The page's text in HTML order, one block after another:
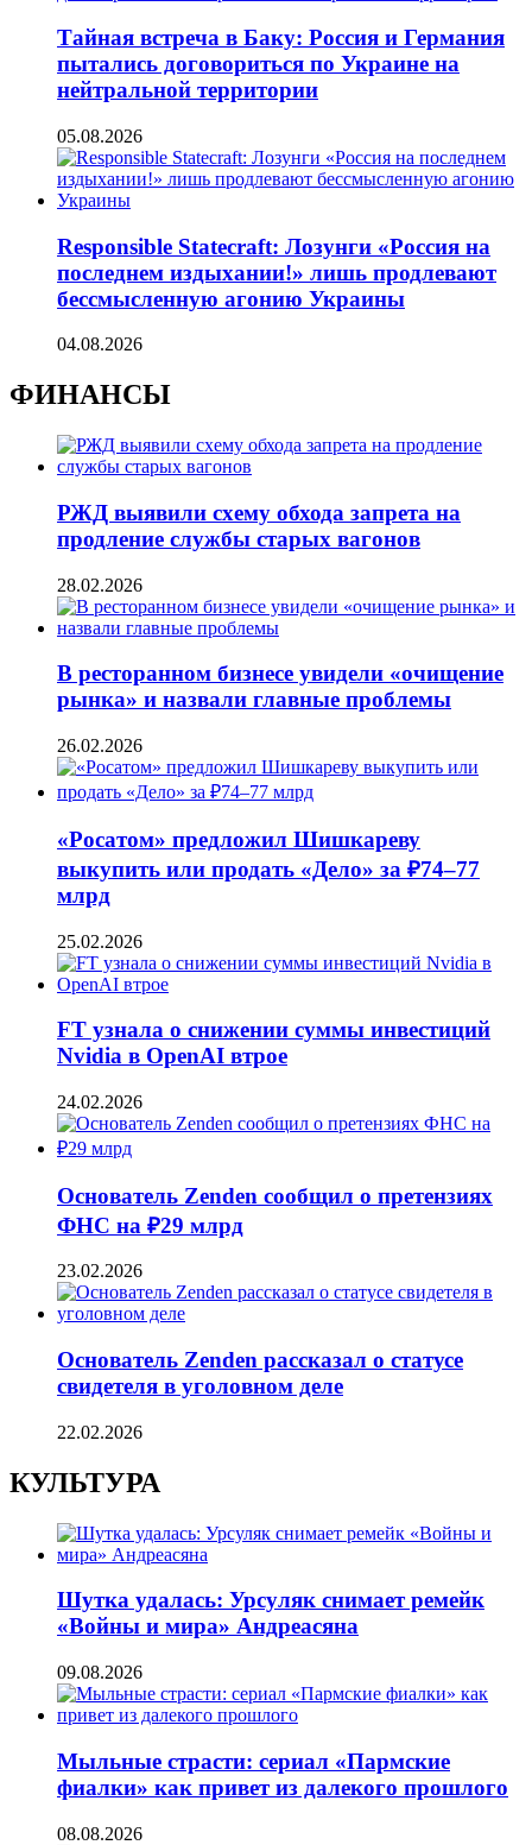
Тайная встреча в Баку: Россия и Германия
пытались договориться по Украине на
нейтральной территории
05.08.2026
Responsible Statecraft: Лозунги «Россия на
последнем издыхании!» лишь продлевают
бессмысленную агонию Украины
04.08.2026
ФИНАНСЫ
РЖД выявили схему обхода запрета на
продление службы старых вагонов
28.02.2026
В ресторанном бизнесе увидели «очищение
рынка» и назвали главные проблемы
26.02.2026
«Росатом» предложил Шишкареву
выкупить или продать «Дело» за ₽74–77
млрд
25.02.2026
FT узнала о снижении суммы инвестиций
Nvidia в OpenAI втрое
24.02.2026
Основатель Zenden сообщил о претензиях
ФНС на ₽29 млрд
23.02.2026
Основатель Zenden рассказал о статусе
свидетеля в уголовном деле
22.02.2026
КУЛЬТУРА
Шутка удалась: Урсуляк снимает ремейк
«Войны и мира» Андреасяна
09.08.2026
Мыльные страсти: сериал «Пармские
фиалки» как привет из далекого прошлого
08.08.2026